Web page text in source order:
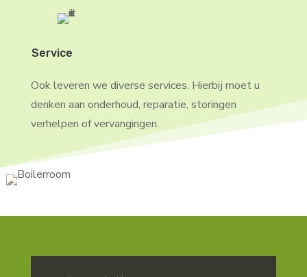
Service
Ook leveren we diverse services. Hierbij moet u
denken aan onderhoud, reparatie, storingen
verhelpen of vervangingen.